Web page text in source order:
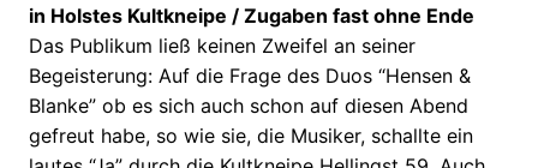
in Holstes Kultkneipe / Zugaben fast ohne Ende
Das Publikum ließ keinen Zweifel an seiner
Begeisterung: Auf die Frage des Duos “Hensen &
Blanke” ob es sich auch schon auf diesen Abend
gefreut habe, so wie sie, die Musiker, schallte ein